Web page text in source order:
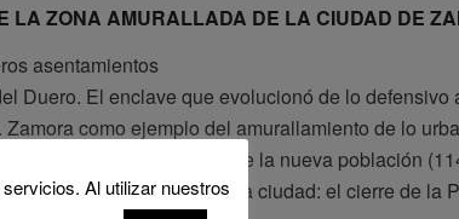
LA ZONA AMURALLADA DE LA CIUDAD DE
asentamientos
Duero. El enclave que evolucionó de lo defensivo
como ejemplo del amurallamiento de lo
El control y la defensa de la nueva población
La delimitación final de la ciudad: el cierre de la
Al utilizar nuestros